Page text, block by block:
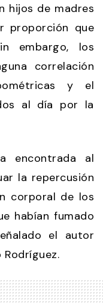
hijos de madres
proporción que
embargo, los
correlación
y el
al día por la
encontrada al
la repercusión
corporal de los
habían fumado
el autor